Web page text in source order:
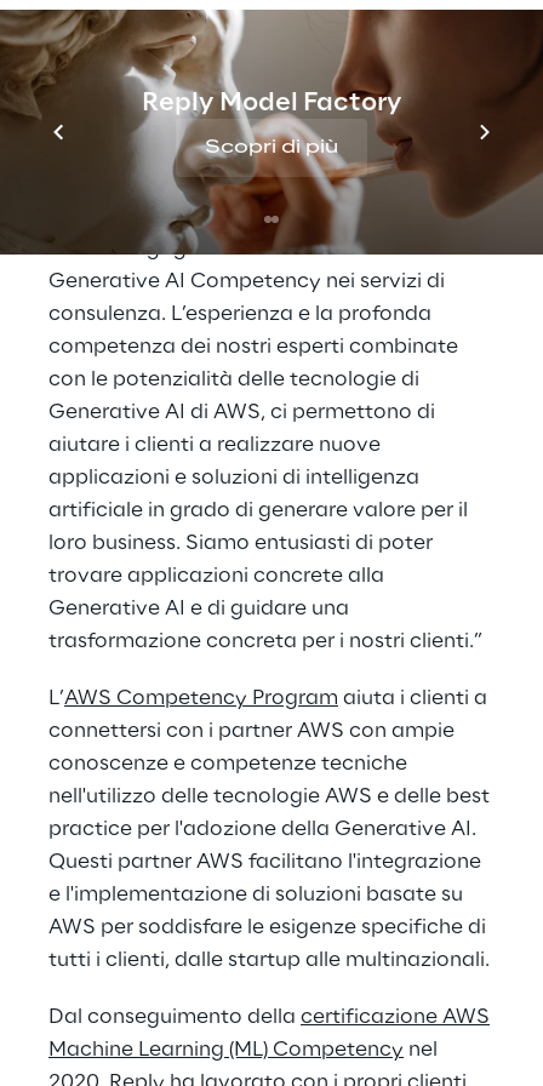
Reply Model Factory
Scopri di più
artificiale generativa che abilitano strategie
di trasformazione digitale per migliorare la
customer experience, offrire contenuti iper-
personalizzati e coinvolgenti, snellire i flussi
di lavoro e garantire risultati concreti.
Filippo Rizzante, CTO di Reply, ha dichiarato:
“Siamo orgogliosi di aver ottenuto l’AWS
Generative AI Competency nei servizi di
consulenza. L’esperienza e la profonda
competenza dei nostri esperti combinate
con le potenzialità delle tecnologie di
Generative AI di AWS, ci permettono di
aiutare i clienti a realizzare nuove
applicazioni e soluzioni di intelligenza
artificiale in grado di generare valore per il
loro business. Siamo entusiasti di poter
trovare applicazioni concrete alla
Generative AI e di guidare una
trasformazione concreta per i nostri clienti.”
L’AWS Competency Program aiuta i clienti a
connettersi con i partner AWS con ampie
conoscenze e competenze tecniche
nell'utilizzo delle tecnologie AWS e delle best
practice per l'adozione della Generative AI.
Questi partner AWS facilitano l'integrazione
e l'implementazione di soluzioni basate su
AWS per soddisfare le esigenze specifiche di
tutti i clienti, dalle startup alle multinazionali.
Dal conseguimento della certificazione AWS
Machine Learning (ML) Competency nel